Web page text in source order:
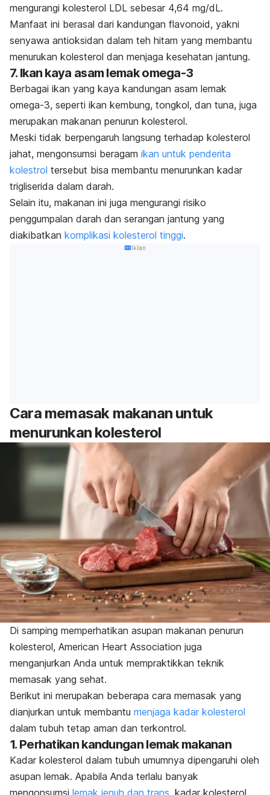
mengurangi kolesterol LDL sebesar 4,64 mg/dL.
Manfaat ini berasal dari kandungan flavonoid, yakni
senyawa antioksidan dalam teh hitam yang membantu
menurukan kolesterol dan menjaga kesehatan jantung.
7. Ikan kaya asam lemak omega-3
Berbagai ikan yang kaya kandungan asam lemak
omega-3, seperti ikan kembung, tongkol, dan tuna, juga
merupakan makanan penurun kolesterol.
Meski tidak berpengaruh langsung terhadap kolesterol
jahat, mengonsumsi beragam ikan untuk penderita
kolestrol tersebut bisa membantu menurunkan kadar
trigliserida dalam darah.
Selain itu, makanan ini juga mengurangi risiko
penggumpalan darah dan serangan jantung yang
diakibatkan komplikasi kolesterol tinggi.
Iklan
Cara memasak makanan untuk
menurunkan kolesterol
Di samping memperhatikan asupan makanan penurun
kolesterol, American Heart Association juga
menganjurkan Anda untuk mempraktikkan teknik
memasak yang sehat.
Berikut ini merupakan beberapa cara memasak yang
dianjurkan untuk membantu menjaga kadar kolesterol
dalam tubuh tetap aman dan terkontrol.
1. Perhatikan kandungan lemak makanan
Kadar kolesterol dalam tubuh umumnya dipengaruhi oleh
asupan lemak. Apabila Anda terlalu banyak
mengonsumsi lemak jenuh dan trans , kadar kolesterol